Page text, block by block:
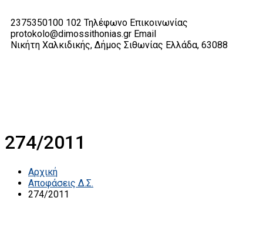
2375350100 102 Τηλέφωνο Επικοινωνίας
protokolo@dimossithonias.gr Email
Νικήτη Χαλκιδικής, Δήμος Σιθωνίας Ελλάδα, 63088
274/2011
Αρχική
Αποφάσεις Δ.Σ.
274/2011